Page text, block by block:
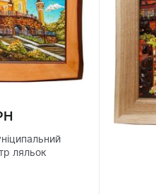
ляльок